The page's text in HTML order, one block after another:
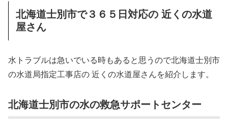
北海道士別市で３６５日対応の 近くの水道
屋さん
水トラブルは急いでいる時もあると思うので北海道士別市
の水道局指定工事店の 近くの水道屋さんを紹介します。
北海道士別市の水の救急サポートセンター